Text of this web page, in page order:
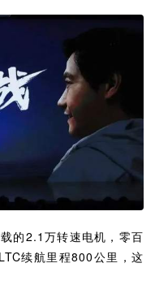
的2.1万转速电机，零百
续航里程800公里，这